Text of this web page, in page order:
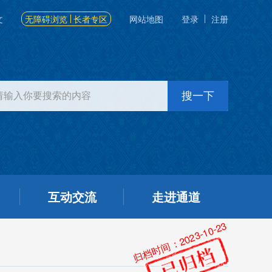
无障碍浏览 长者专区 网站地图 登录 注册
互动交流 走进通道
归档时间：2023-10-23